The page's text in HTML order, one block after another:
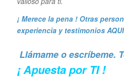
¡ Merece la pena ! Otras
experiencia y testimonios
Llámame o escríbeme.
¡ Apuesta por TI !